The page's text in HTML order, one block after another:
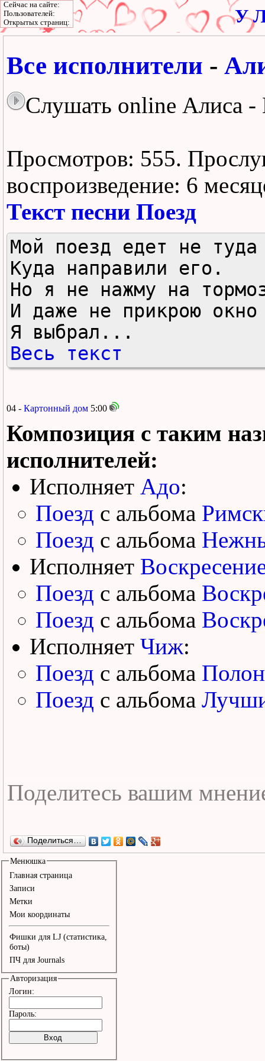
У
Все исполнители -
Слушать online Алиса -
Просмотров: 555.
воспроизведение: 6
Текст песни Поезд
Мой поезд едет не туда
Куда направили его.
Но я не нажму на
И даже не прикрою окно
Я выбрал...
Весь текст
04 - Картонный дом 5:00
Композиция с таким
исполнителей:
Исполняет Адо:
Поезд с альбома
Поезд с альбома
Исполняет
Поезд с альбома
Поезд с альбома
Исполняет Чиж:
Поезд с альбома
Поезд с альбома
Поделиться…
Менюшка
Главная страница
Записи
Метки
Мои координаты
Фишки для LJ (статистика,
боты)
ПЧ для Journals
Авторизация
Логин:
Пароль:
Сейчас на сайте:
Пользователей:
Открытых страниц: